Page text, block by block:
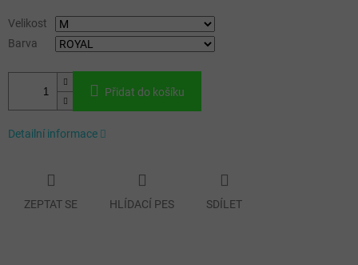
Velikost
Barva
Přidat do košíku
Detailní informace
ZEPTAT SE HLÍDACÍ PES SDÍLET